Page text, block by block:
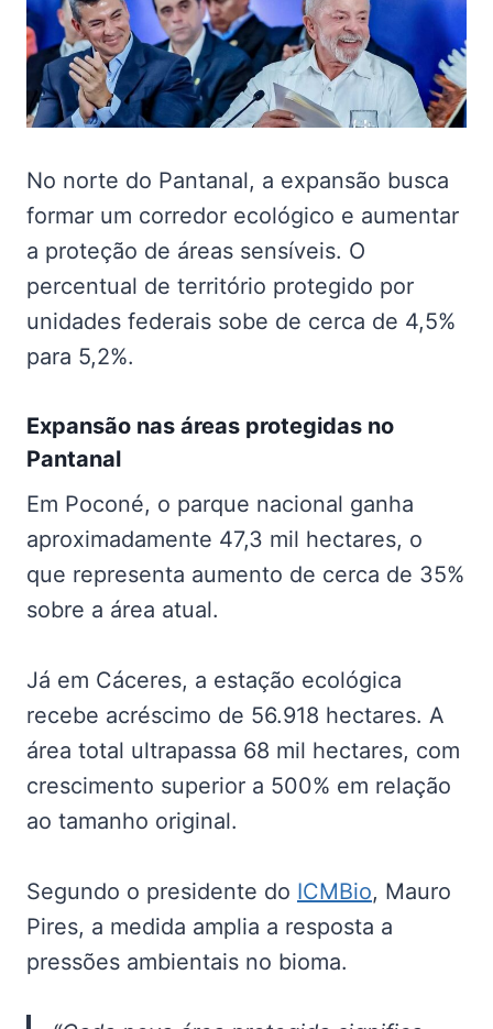
No norte do Pantanal, a expansão busca
formar um corredor ecológico e aumentar
a proteção de áreas sensíveis. O
percentual de território protegido por
unidades federais sobe de cerca de 4,5%
para 5,2%.
Expansão nas áreas protegidas no
Pantanal
Em Poconé, o parque nacional ganha
aproximadamente 47,3 mil hectares, o
que representa aumento de cerca de 35%
sobre a área atual.
Já em Cáceres, a estação ecológica
recebe acréscimo de 56.918 hectares. A
área total ultrapassa 68 mil hectares, com
crescimento superior a 500% em relação
ao tamanho original.
Segundo o presidente do ICMBio, Mauro
Pires, a medida amplia a resposta a
pressões ambientais no bioma.